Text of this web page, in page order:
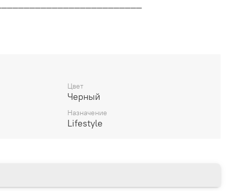
14 дней
Цвет
Черный
Назначение
Lifestyle